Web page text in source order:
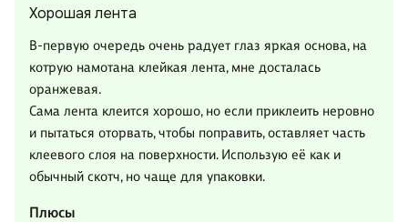
Хорошая лента
В-первую очередь очень радует глаз яркая основа, на
котрую намотана клейкая лента, мне досталась
оранжевая.
Сама лента клеится хорошо, но если приклеить неровно
и пытаться оторвать, чтобы поправить, оставляет часть
клеевого слоя на поверхности. Использую её как и
обычный скотч, но чаще для упаковки.
Плюсы